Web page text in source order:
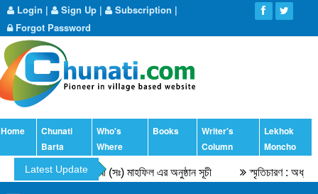
Login | Sign Up | Subscription |
Forgot Password
Home
Chunati
Barta
Who's
Where
Books
Writer's
Column
Lekhok
Moncho
Latest Update
৫৫তম সীরতুন্নবী (সঃ) মাহফিল এর অনুষ্ঠান সূচী স্মৃতিচারণ : অধ্যাপক